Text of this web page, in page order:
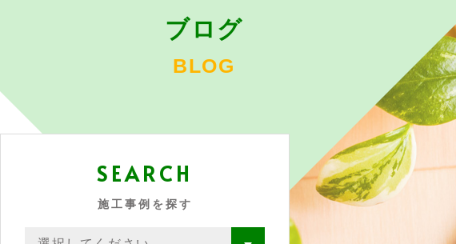
ブログ
BLOG
SEARCH
施工事例を探す